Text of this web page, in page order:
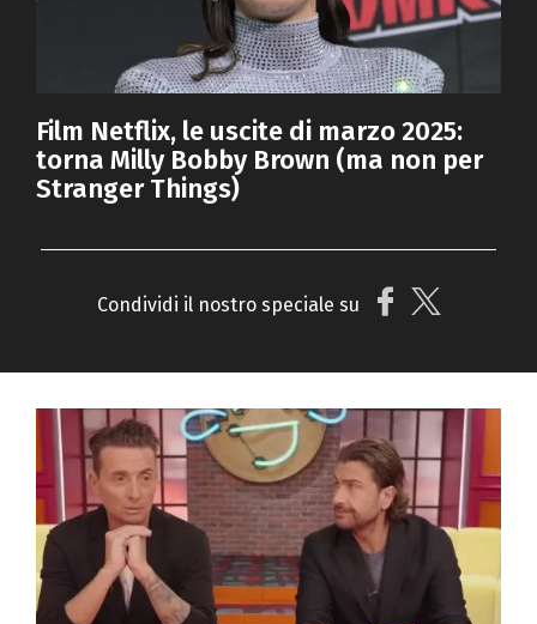
Film Netflix, le uscite di marzo 2025:
torna Milly Bobby Brown (ma non per
Stranger Things)
Condividi il nostro speciale su